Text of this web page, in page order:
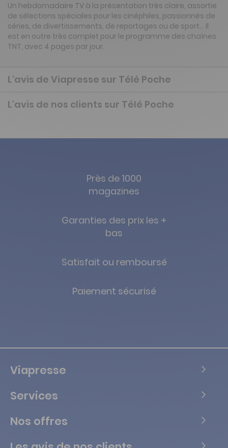
Un hebdomadaire TV à la présentation très claire, assortie
de sélections spéciales pour les cinéphiles, passionnés de
séries, de divertissements, de reportages ou de sport… Il
est en outre très complet pour le programme des chaînes
TNT, avec 4 pages par jour.
L'avis de Viapresse sur Télé Poche
L'avis de nos clients sur Télé Poche
Près de 1000
magazines
Garanties des prix les +
bas
Satisfait ou remboursé
Paiement sécurisé
Viapresse
Services
Nos offres